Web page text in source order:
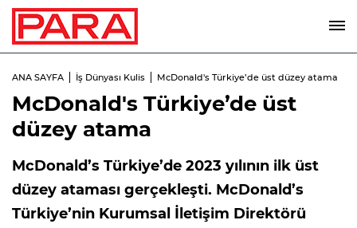
ANA SAYFA İş Dünyası Kulis McDonald's Türkiye’de üst düzey atama
McDonald's Türkiye’de üst
düzey atama
McDonald’s Türkiye’de 2023 yılının ilk üst
düzey ataması gerçekleşti. McDonald’s
Türkiye’nin Kurumsal İletişim Direktörü